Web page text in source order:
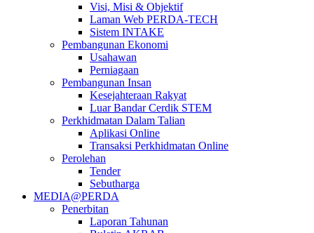
Visi, Misi & Objektif
Laman Web PERDA-TECH
Sistem INTAKE
Pembangunan Ekonomi
Usahawan
Perniagaan
Pembangunan Insan
Kesejahteraan Rakyat
Luar Bandar Cerdik STEM
Perkhidmatan Dalam Talian
Aplikasi Online
Transaksi Perkhidmatan Online
Perolehan
Tender
Sebutharga
MEDIA@PERDA
Penerbitan
Laporan Tahunan